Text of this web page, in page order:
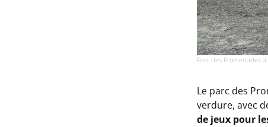
Parc des Promenades à
Le parc des
verdure, avec
de jeux pour